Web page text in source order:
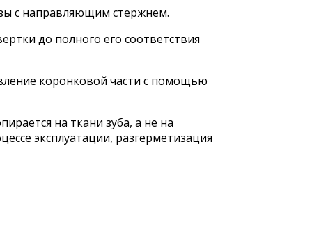
с направляющим стержнем.
до полного его соответствия
коронковой части с помощью
на ткани зуба, а не на
эксплуатации, разгерметизация